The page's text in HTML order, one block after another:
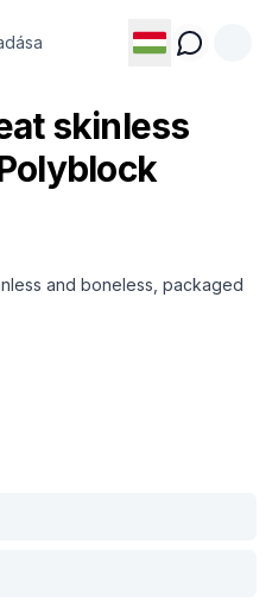
skinless
and boneless, packaged